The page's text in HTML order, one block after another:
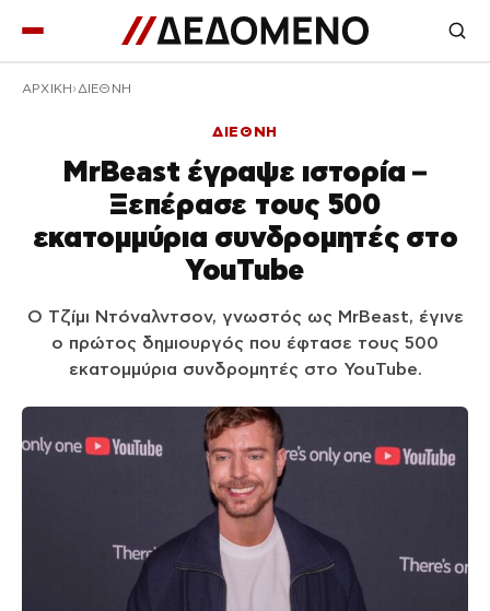
ΑΡΧΙΚΉ ΔΙΕΘΝΗ
ΔΙΕΘΝΗ
MrBeast έγραψε ιστορία –
Ξεπέρασε τους 500
εκατομμύρια συνδρομητές στο
YouTube
Ο Τζίμι Ντόναλντσον, γνωστός ως MrBeast, έγινε
ο πρώτος δημιουργός που έφτασε τους 500
εκατομμύρια συνδρομητές στο YouTube.